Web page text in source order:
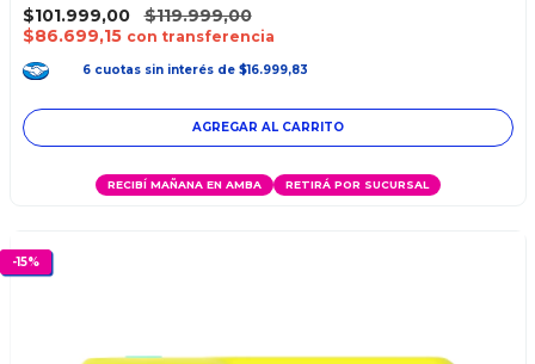
$101.999,00
$119.999,00
$86.699,15 con transferencia
6 cuotas sin interés de $16.999,83
AGREGAR AL CARRITO
RECIBÍ MAÑANA EN AMBA RETIRÁ POR SUCURSAL
-15%